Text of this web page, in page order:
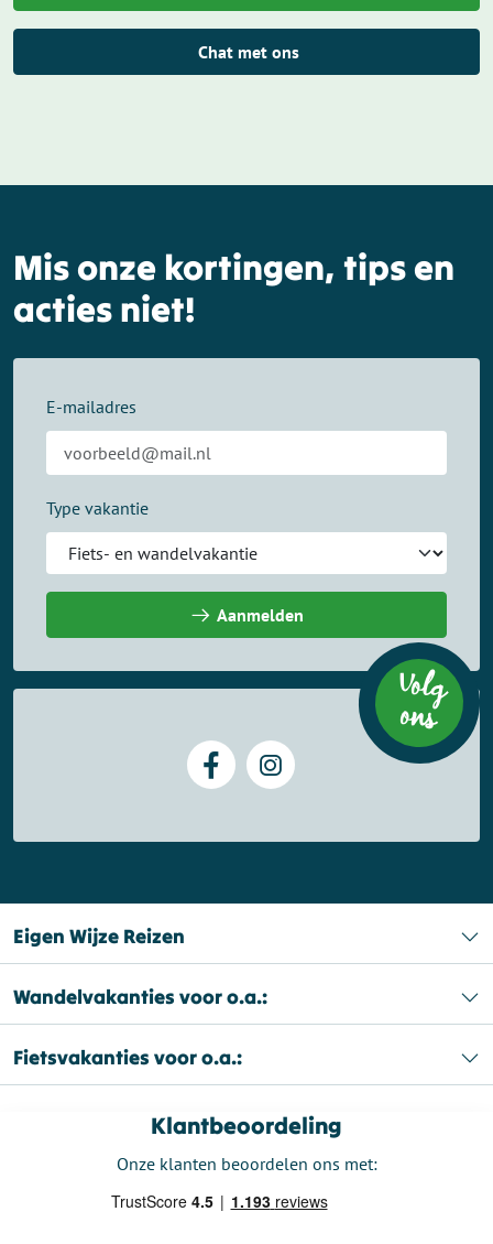
Chat met ons
Mis onze kortingen, tips en
acties niet!
E-mailadres
Type vakantie
Aanmelden
Volg
on
s
Eigen Wijze Reizen
Wandelvakanties voor o.a.:
Fietsvakanties voor o.a.:
Klantbeoordeling
Onze klanten beoordelen ons met: